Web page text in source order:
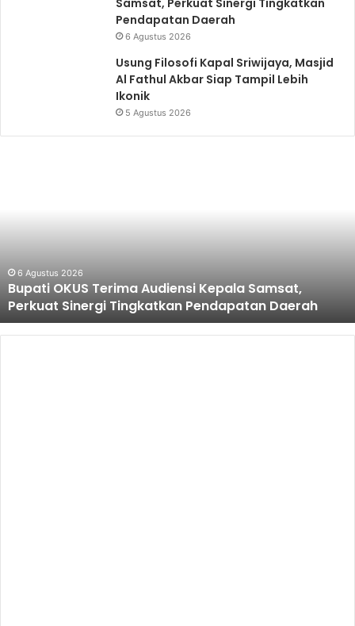
Samsat, Perkuat Sinergi Tingkatkan
Pendapatan Daerah
6 Agustus 2026
Usung Filosofi Kapal Sriwijaya, Masjid
Al Fathul Akbar Siap Tampil Lebih
Ikonik
5 Agustus 2026
Sinergi
Tingkatkan
Pendapatan
Daerah
6 Agustus 2026
Bupati OKUS Terima Audiensi Kepala Samsat,
Perkuat Sinergi Tingkatkan Pendapatan Daerah